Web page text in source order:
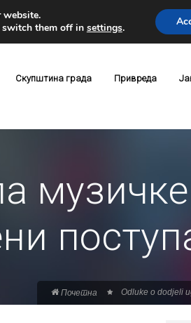
Скупштина града Привреда
музичке
Почетна Odluke o dodjeli
website.
switch them off in settings.